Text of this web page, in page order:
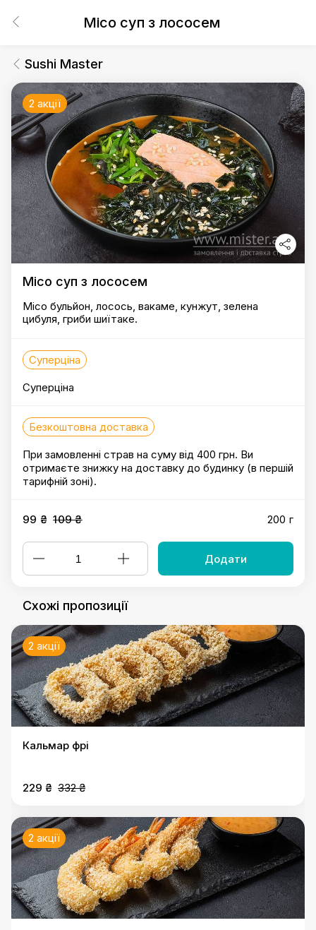
Місо суп з лососем
Sushi Master
2 акції
Місо суп з лососем
Місо бульйон, лосось, вакаме, кунжут, зелена
цибуля, гриби шиїтаке.
Суперціна
Суперціна
Безкоштовна доставка
При замовленні страв на суму від 400 грн. Ви
отримаєте знижку на доставку до будинку (в першій
тарифній зоні).
99 ₴ 109 ₴ 200 г
Додати
Схожі пропозиції
2 акції
Кальмар фрі
229 ₴ 332 ₴
2 акції